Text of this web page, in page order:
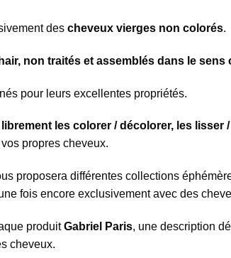
des cheveux vierges non colorés.
non traités et assemblés dans le sens
pour leurs excellentes propriétés.
les colorer / décolorer, les lisser
propres cheveux.
proposera différentes collections
fois encore exclusivement avec des
produitGabriel Paris, une description
cheveux.